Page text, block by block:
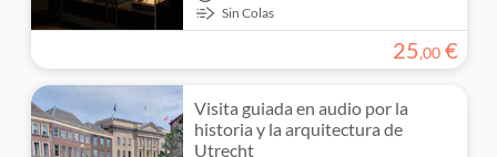
Sin Colas
25,00 €
Visita guiada en audio por la
historia y la arquitectura de
Utrecht